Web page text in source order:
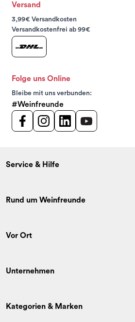
Versand
3,99€ Versandkosten
Versandkostenfrei ab 99€
Folge uns Online
Bleibe mit uns verbunden:
#Weinfreunde
Service & Hilfe
Rund um Weinfreunde
Vor Ort
Unternehmen
Kategorien & Marken